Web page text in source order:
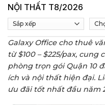
NỘI THẤT T8/2026
Galaxy Office cho thuê
từ $100 – $225/pax, cung
phòng trọn gói Quận 10
ích và nội thất hiện đại.
ưu đãi tốt nhất đầu năm